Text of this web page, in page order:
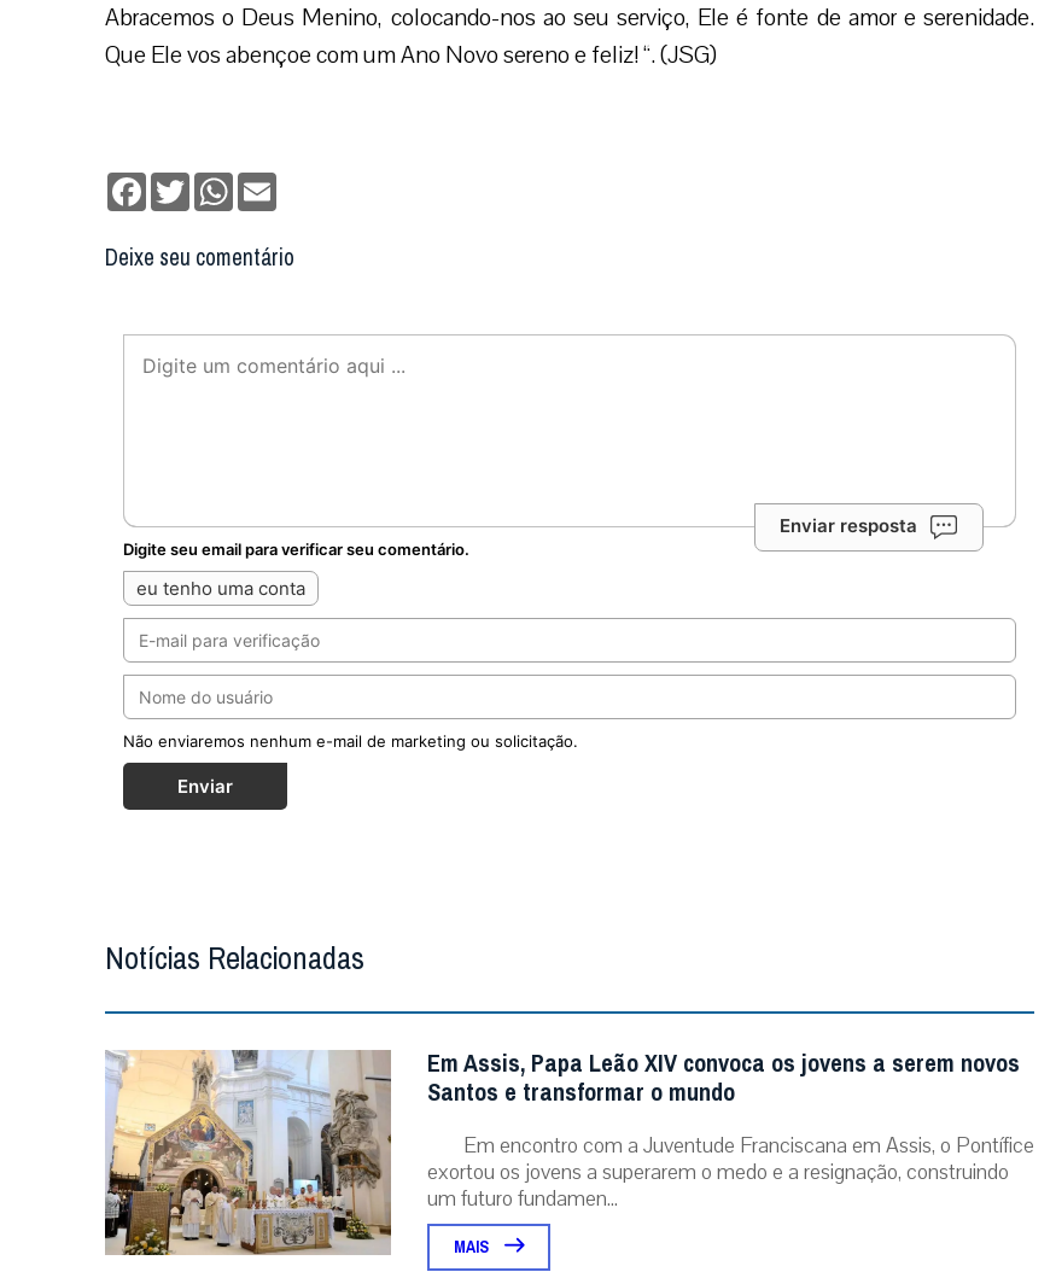
Abracemos o Deus Menino, colocando-nos ao seu serviço, Ele é fonte de amor e serenidade.
Que Ele vos abençoe com um Ano Novo sereno e feliz! “. (JSG)
Facebook
TwitterWhatsApp
Deixe seu comentário
Enviar resposta
Digite seu email para verificar seu comentário.
eu tenho uma conta
Não enviaremos nenhum e-mail de marketing ou solicitação.
Enviar
Notícias Relacionadas
Em Assis, Papa Leão XIV convoca os jovens a serem novos
Santos e transformar o mundo
Em encontro com a Juventude Franciscana em Assis, o Pontífice
exortou os jovens a superarem o medo e a resignação, construindo
um futuro fundamen...
MAIS